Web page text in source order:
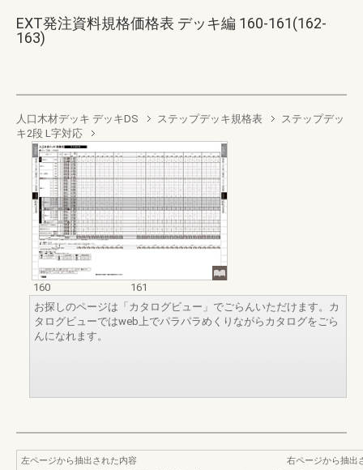
EXT発注資料規格価格表 デッキ編 160-161(162-
163)
人口木材デッキ デッキDS ステップデッキ規格表
ステップデッ
キ2段 L字対応
160
161
お探しのページは「カタログビュー」でごらんいただけます。カ
タログビューではweb上でパラパラめくりながらカタログをごら
んになれます。
左ページから抽出された内容
右ページから抽出